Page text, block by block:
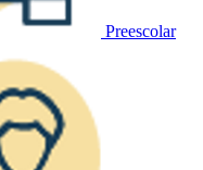
Preescolar